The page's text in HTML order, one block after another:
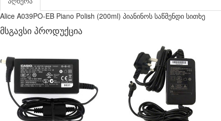
Alice A039PO-EB Piano Polish (200ml) პიანინოს საწმენდი სითხე
მსგავსი პროდუქცია